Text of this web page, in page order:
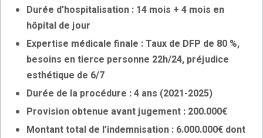
Durée d’hospitalisation : 14 mois + 4 mois en
hôpital de jour
Expertise médicale finale : Taux de DFP de 80 %,
besoins en tierce personne 22h/24, préjudice
esthétique de 6/7
Durée de la procédure : 4 ans (2021-2025)
Provision obtenue avant jugement : 200.000€
Montant total de l’indemnisation : 6.000.000€ dont